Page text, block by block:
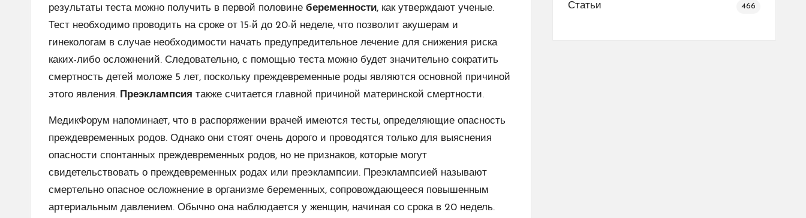
результаты теста можно получить в первой половине беременности, как утверждают ученые.
Тест необходимо проводить на сроке от 15-й до 20-й неделе, что позволит акушерам и
гинекологам в случае необходимости начать предупредительное лечение для снижения риска
каких-либо осложнений. Следовательно, с помощью теста можно будет значительно сократить
смертность детей моложе 5 лет, поскольку преждевременные роды являются основной причиной
этого явления. Преэклампсия также считается главной причиной материнской смертности.
МедикФорум напоминает, что в распоряжении врачей имеются тесты, определяющие опасность
преждевременных родов. Однако они стоят очень дорого и проводятся только для выяснения
опасности спонтанных преждевременных родов, но не признаков, которые могут
свидетельствовать о преждевременных родах или преэклампсии. Преэклампсией называют
смертельно опасное осложнение в организме беременных, сопровождающееся повышенным
артериальным давлением. Обычно она наблюдается у женщин, начиная со срока в 20 недель.
Статьи 466